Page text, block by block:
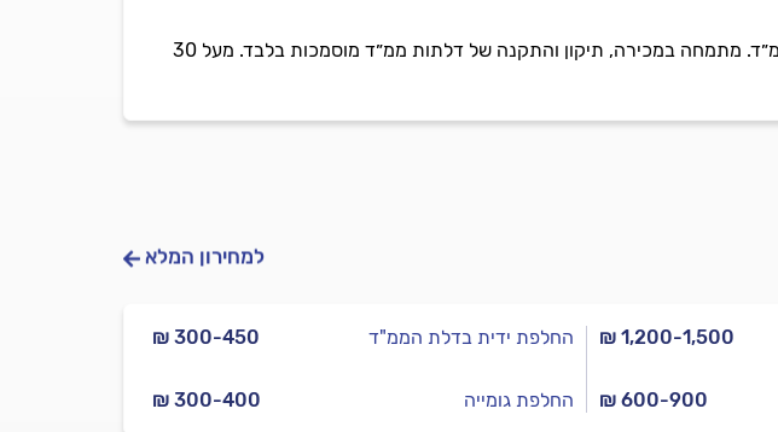
אסא דלתות פלדלת בניהול ששון אסא, מומחה מורשה להתקנת דלתות ממ״ד. מתמחה במכירה, תיקון והתקנה של דלתות ממ״ד מוסמכות בלבד. מעל 30
למחירון המלא
₪ 1,200-1,500
₪ 600-900
₪ 300-450 החלפת ידית בדלת הממ"ד
₪ 300-400 החלפת גומייה